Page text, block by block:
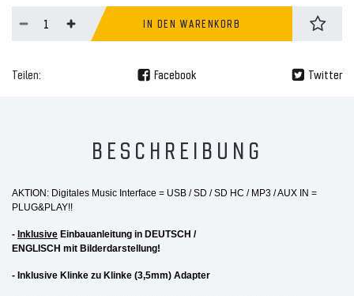
IN DEN WARENKORB
Teilen: Facebook Twitter
BESCHREIBUNG
AKTION: Digitales Music Interface = USB / SD / SD HC / MP3 / AUX IN =
PLUG&PLAY!!
- Inklusive Einbauanleitung in DEUTSCH /
ENGLISCH mit Bilderdarstellung!
- Inklusive Klinke zu Klinke (3,5mm) Adapter